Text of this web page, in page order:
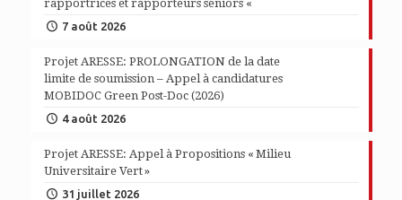
rapportrices et rapporteurs seniors «
7 août 2026
Projet ARESSE: PROLONGATION de la date
limite de soumission – Appel à candidatures
MOBIDOC Green Post-Doc (2026)
4 août 2026
Projet ARESSE: Appel à Propositions « Milieu
Universitaire Vert »
31 juillet 2026